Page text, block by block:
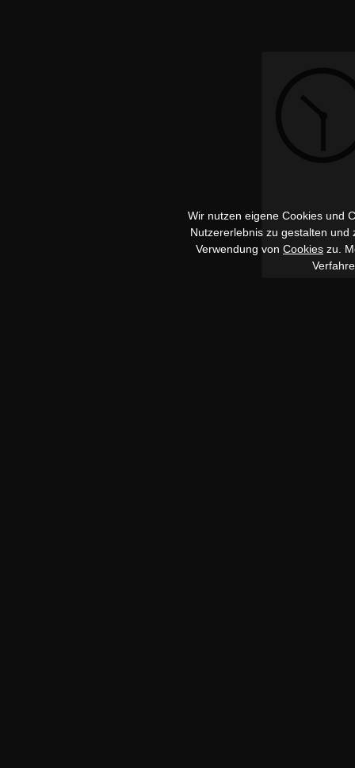
Wir nutzen eigene Cookies und
Nutzererlebnis zu gestalten
Verwendung von Cookies zu.